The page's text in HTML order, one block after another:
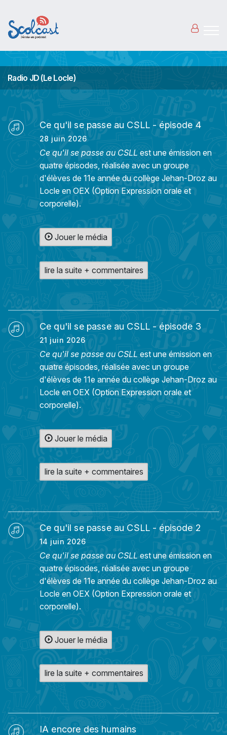
Radio JD (Le Locle)
Ce qu'il se passe au CSLL - épisode 4
28 juin 2026
Ce qu'il se passe au CSLLest une émission en
quatre épisodes, réalisée avec un groupe
d'élèves de 11e année du collège Jehan-Droz au
Locle en OEX (Option Expression orale et
corporelle).
Jouer le média
lire la suite + commentaires
Ce qu'il se passe au CSLL - épisode 3
21 juin 2026
Ce qu'il se passe au CSLLest une émission en
quatre épisodes, réalisée avec un groupe
d'élèves de 11e année du collège Jehan-Droz au
Locle en OEX (Option Expression orale et
corporelle).
Jouer le média
lire la suite + commentaires
Ce qu'il se passe au CSLL - épisode 2
14 juin 2026
Ce qu'il se passe au CSLLest une émission en
quatre épisodes, réalisée avec un groupe
d'élèves de 11e année du collège Jehan-Droz au
Locle en OEX (Option Expression orale et
corporelle).
Jouer le média
lire la suite + commentaires
IA encore des humains